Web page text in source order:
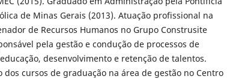
de Minas Gerais (2013). Atuação profissional na
de Recursos Humanos no Grupo Construsite
pela gestão e condução de processos de
desenvolvimento e retenção de talentos.
dos cursos de graduação na área de gestão no Centro